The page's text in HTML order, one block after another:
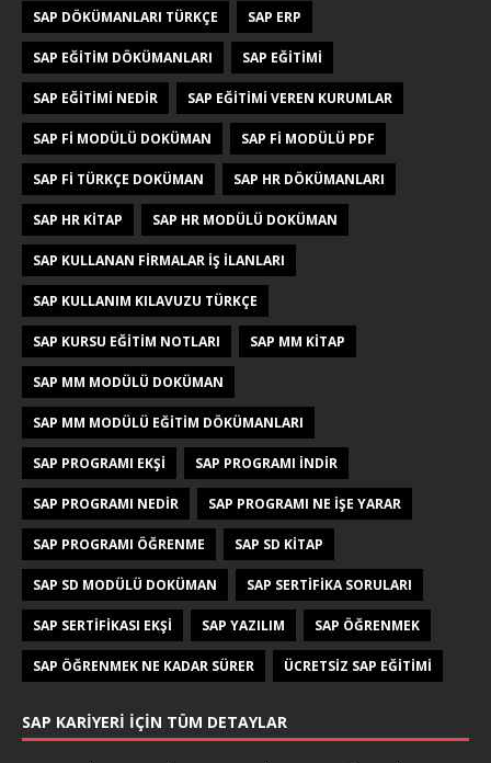
SAP DÖKÜMANLARI TÜRKÇE SAP ERP
SAP EĞITIM DÖKÜMANLARI SAP EĞITIMI
SAP EĞITIMI NEDIR SAP EĞITIMI VEREN KURUMLAR
SAP FI MODÜLÜ DOKÜMAN SAP FI MODÜLÜ PDF
SAP FI TÜRKÇE DOKÜMAN SAP HR DÖKÜMANLARI
SAP HR KITAP SAP HR MODÜLÜ DOKÜMAN
SAP KULLANAN FIRMALAR IŞ ILANLARI
SAP KULLANIM KILAVUZU TÜRKÇE
SAP KURSU EĞITIM NOTLARI SAP MM KITAP
SAP MM MODÜLÜ DOKÜMAN
SAP MM MODÜLÜ EĞITIM DÖKÜMANLARI
SAP PROGRAMI EKŞI SAP PROGRAMI INDIR
SAP PROGRAMI NEDIR SAP PROGRAMI NE IŞE YARAR
SAP PROGRAMI ÖĞRENME SAP SD KITAP
SAP SD MODÜLÜ DOKÜMAN SAP SERTIFIKA SORULARI
SAP SERTIFIKASI EKŞI SAP YAZILIM SAP ÖĞRENMEK
SAP ÖĞRENMEK NE KADAR SÜRER ÜCRETSIZ SAP EĞITIMI
SAP KARIYERI İÇIN TÜM DETAYLAR